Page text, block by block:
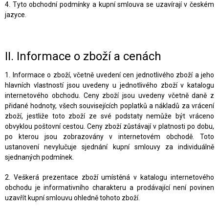
4. Tyto obchodní podmínky a kupní smlouva se uzavírají v českém
jazyce.
II. Informace o zboží a cenách
1. Informace o zboží, včetně uvedení cen jednotlivého zboží a jeho
hlavních vlastností jsou uvedeny u jednotlivého zboží v katalogu
internetového obchodu. Ceny zboží jsou uvedeny včetně daně z
přidané hodnoty, všech souvisejících poplatků a nákladů za vrácení
zboží, jestliže toto zboží ze své podstaty nemůže být vráceno
obvyklou poštovní cestou. Ceny zboží zůstávají v platnosti po dobu,
po kterou jsou zobrazovány v internetovém obchodě. Toto
ustanovení nevylučuje sjednání kupní smlouvy za individuálně
sjednaných podmínek.
2. Veškerá prezentace zboží umístěná v katalogu internetového
obchodu je informativního charakteru a prodávající není povinen
uzavřít kupní smlouvu ohledně tohoto zboží.